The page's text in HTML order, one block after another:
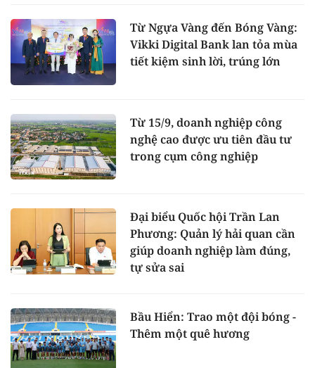
Từ Ngựa Vàng đến Bóng Vàng:
Vikki Digital Bank lan tỏa mùa
tiết kiệm sinh lời, trúng lớn
Từ 15/9, doanh nghiệp công
nghệ cao được ưu tiên đầu tư
trong cụm công nghiệp
Đại biểu Quốc hội Trần Lan
Phương: Quản lý hải quan cần
giúp doanh nghiệp làm đúng,
tự sửa sai
Bầu Hiển: Trao một đội bóng -
Thêm một quê hương